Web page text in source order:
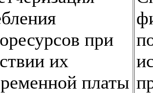
при
их
платы